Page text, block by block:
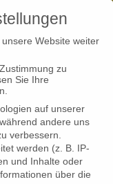
Website weiter
zu
Sie Ihre
auf unserer
andere uns
verbessern.
werden (z. B. IP-
und Inhalte oder
über die